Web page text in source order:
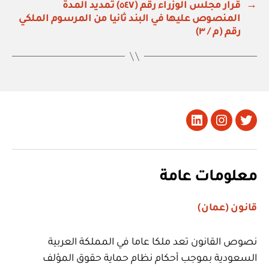
→
قرار مجلس الوزراء رقم (٥٤٧) تمديد المدة
المنصوص عليها في البند ثانيا من المرسوم الملكي
رقم (م / ٣)
تويتر Instagram
LinkedIn
معلومات عامة
قانون (عمان)
نصوص القانون تعد ملكا عاما في المملكة العربية
السعودية بموجب أحكام نظام حماية حقوق المؤلف